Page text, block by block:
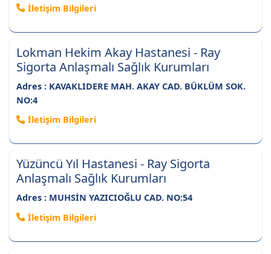
İletişim Bilgileri
Lokman Hekim Akay Hastanesi - Ray
Sigorta Anlaşmalı Sağlık Kurumları
Adres : KAVAKLIDERE MAH. AKAY CAD. BÜKLÜM SOK.
NO:4
İletişim Bilgileri
Yüzüncü Yıl Hastanesi - Ray Sigorta
Anlaşmalı Sağlık Kurumları
Adres : MUHSİN YAZICIOĞLU CAD. NO:54
İletişim Bilgileri